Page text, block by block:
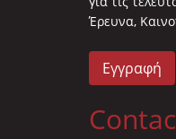
Έρευνα,
Εγγραφή